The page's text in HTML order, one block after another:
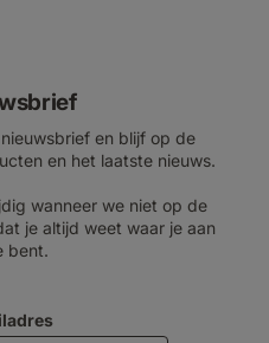
en blijf op de
en het laatste nieuws.
wanneer we niet op de
je altijd weet waar je aan
bent.